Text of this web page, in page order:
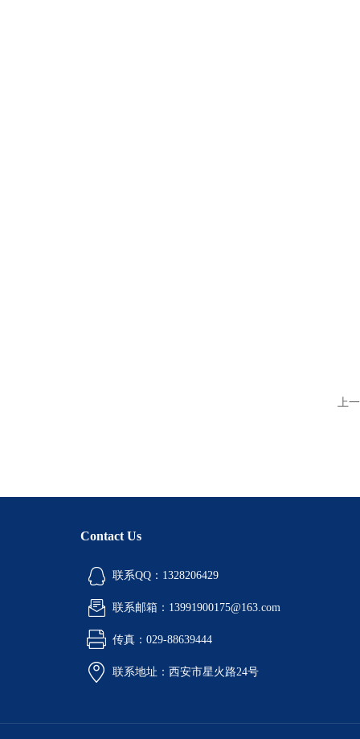
上
Contact Us
联系QQ：1328206429
联系邮箱：13991900175@163.com
传真：029-88639444
联系地址：西安市星火路24号